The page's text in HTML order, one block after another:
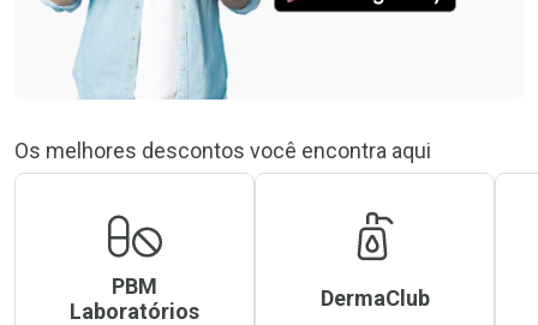
Os melhores descontos você encontra aqui
PBM
Laboratórios
DermaClub